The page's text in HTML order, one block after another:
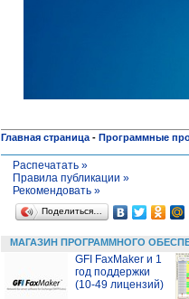
Главная страница - Программные
Распечатать »
Правила публикации »
Рекомендовать »
Поделиться…
МАГАЗИН ПРОГРАММНОГО
GFI FaxMaker и 1
год поддержки
(10-49 лицензий)